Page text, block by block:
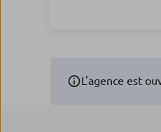
L'agence est